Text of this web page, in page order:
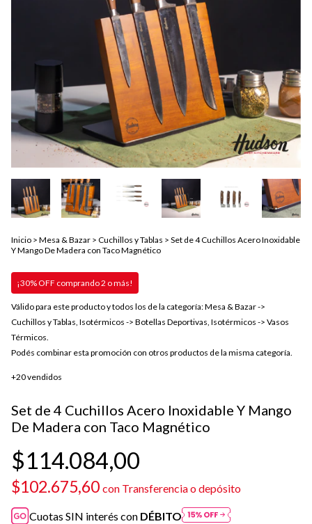
Inicio > Mesa & Bazar > Cuchillos y Tablas > Set de 4 Cuchillos Acero Inoxidable
Y Mango De Madera con Taco Magnético
¡30% OFF comprando 2 o más!
Válido para este producto y todos los de la categoría: Mesa & Bazar ->
Cuchillos y Tablas, Isotérmicos -> Botellas Deportivas, Isotérmicos -> Vasos
Térmicos.
Podés combinar esta promoción con otros productos de la misma categoría.
+20 vendidos
Set de 4 Cuchillos Acero Inoxidable Y Mango
De Madera con Taco Magnético
$114.084,00
$102.675,60 con Transferencia o depósito
Cuotas SIN interés con DÉBITO